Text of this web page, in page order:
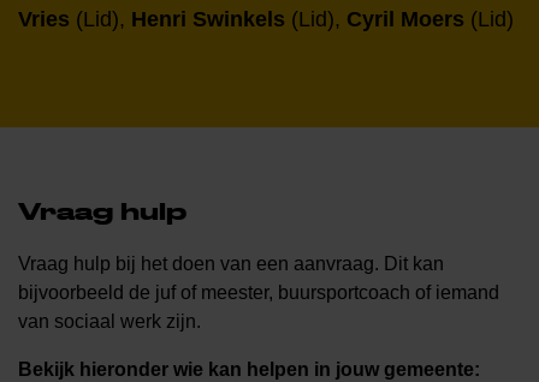
Vries (Lid), Henri Swinkels (Lid), Cyril Moers (Lid)
Vraag hulp
Vraag hulp bij het doen van een aanvraag. Dit kan
bijvoorbeeld de juf of meester, buursportcoach of iemand
van sociaal werk zijn.
Bekijk hieronder wie kan helpen in jouw gemeente: